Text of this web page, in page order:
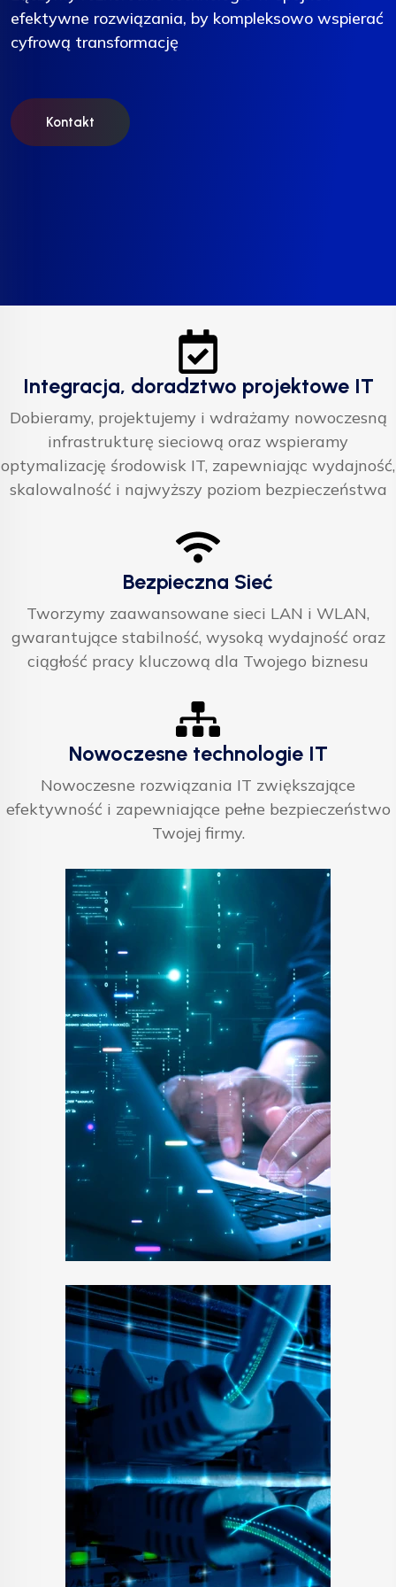
efektywne rozwiązania, by kompleksowo wspierać
cyfrową transformację
Kontakt
efektywne rozwiązania, by kompleksowo wspierać
cyfrową transformację
Kontakt
efektywne rozwiązania, by kompleksowo wspierać
cyfrową transformację
Kontakt
Integracja, doradztwo projektowe IT
Dobieramy, projektujemy i wdrażamy nowoczesną
infrastrukturę sieciową oraz wspieramy
optymalizację środowisk IT, zapewniając wydajność,
skalowalność i najwyższy poziom bezpieczeństwa
Bezpieczna Sieć
Tworzymy zaawansowane sieci LAN i WLAN,
gwarantujące stabilność, wysoką wydajność oraz
ciągłość pracy kluczową dla Twojego biznesu
Nowoczesne technologie IT
Nowoczesne rozwiązania IT zwiększające
efektywność i zapewniające pełne bezpieczeństwo
Twojej firmy.